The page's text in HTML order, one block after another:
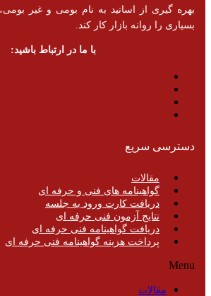
بهره گیری از اساتید به نام بومی و غیر
بسیاری را روانه بازار کار کند.
با ما در ارتباط باشید:
دسترسی سریع
مقالات
گواهینامه های فنی و حرفه ای
دریافت کارت ورود به جلسه
نتایج آزمون فنی حرفه ای
دریافت گواهینامه فنی حرفه ای
پرداخت هزینه گواهینامه فنی حرفه ای
Menu
مقالات